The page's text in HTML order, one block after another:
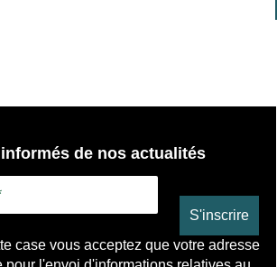
de nos actualités
case vous acceptez que votre adresse